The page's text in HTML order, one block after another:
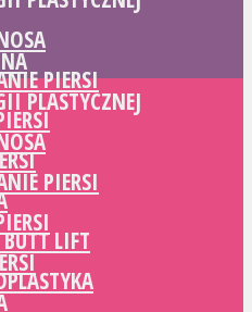
PIERSI
LIFT
PLASTYCZNEJ
PIERSI